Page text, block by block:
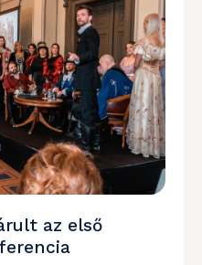
az első